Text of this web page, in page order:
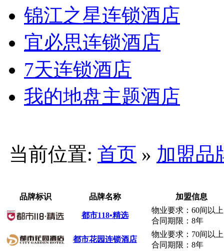
锦江之星连锁酒店
宜必思连锁酒店
7天连锁酒店
我的地盘主题酒店
当前位置: 首页 » 加盟品
品牌标识 品牌名称 加盟信息
都市118•精选
物业要求：60间以上
合同期限：8年
都市花园连锁酒店
物业要求：70间以上
合同期限：8年